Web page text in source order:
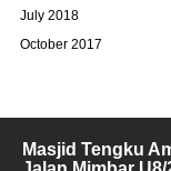
July 2018
October 2017
Masjid Tengku